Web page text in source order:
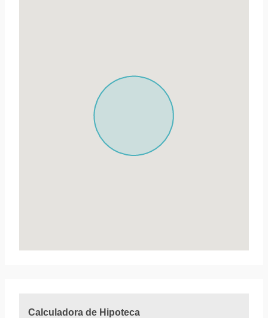
Calculadora de Hipoteca